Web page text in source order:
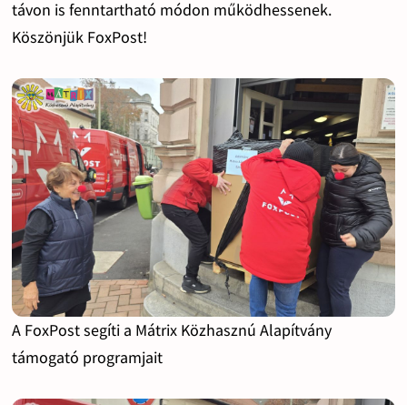
távon is fenntartható módon működhessenek.
Köszönjük FoxPost!
A FoxPost segíti a Mátrix Közhasznú Alapítvány
támogató programjait